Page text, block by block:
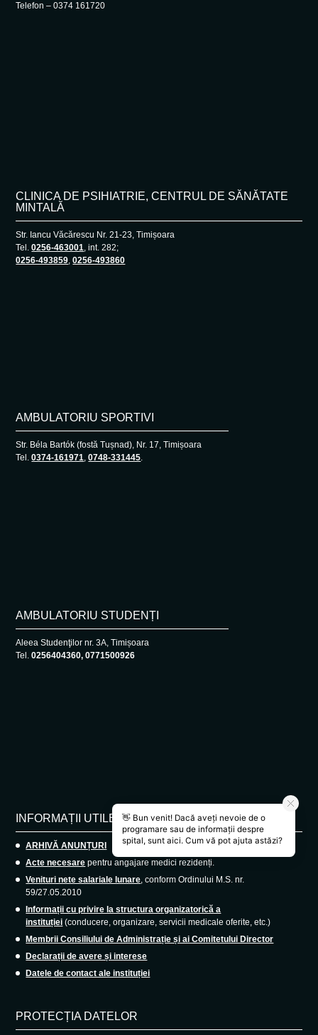
Telefon – 0374 161720
CLINICA DE PSIHIATRIE, CENTRUL DE SĂNĂTATE
MINTALĂ
Str. Iancu Văcărescu Nr. 21-23, Timișoara
Tel.0256-463001, int. 282;
0256-493859,0256-493860
AMBULATORIU SPORTIVI
Str. Béla Bartók (fostă Tușnad), Nr. 17, Timișoara
Tel.0374-161971,0748-331445.
AMBULATORIU STUDENȚI
Aleea Studenţilor nr. 3A, Timișoara
Tel.0256404360, 0771500926
INFORMAȚII UTILE
ARHIVĂ ANUNȚURI
Acte necesare pentru angajare medici rezidenți.
Venituri nete salariale lunare, conform Ordinului M.S. nr.
59/27.05.2010
Informații cu privire la structura organizatorică a
instituției (conducere, organizare, servicii medicale oferite, etc.)
Membrii Consiliului de Administrație și ai Comitetului Director
Declarații de avere și interese
Datele de contact ale instituției
PROTECȚIA DATELOR